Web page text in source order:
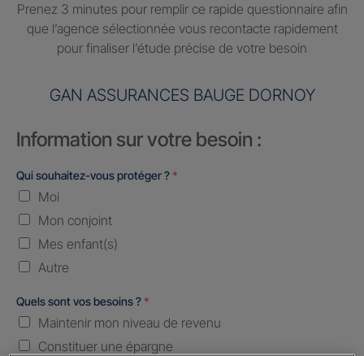
Prenez 3 minutes pour remplir ce rapide questionnaire afin
que l’agence sélectionnée vous recontacte rapidement
pour finaliser l’étude précise de votre besoin
GAN ASSURANCES BAUGE DORNOY
Information sur votre besoin :
Qui souhaitez-vous protéger ? *
Moi
Mon conjoint
Mes enfant(s)
Autre
Quels sont vos besoins ? *
Maintenir mon niveau de revenu
Constituer une épargne